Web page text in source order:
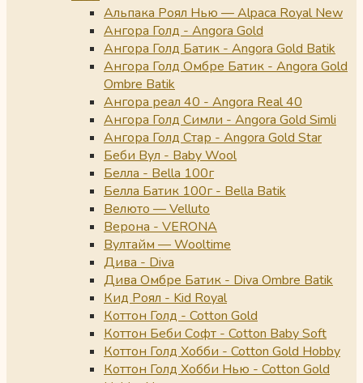
Альпака Роял Нью — Alpaca Royal New
Ангора Голд - Angora Gold
Ангора Голд Батик - Angora Gold Batik
Ангора Голд Омбре Батик - Angora Gold
Ombre Batik
Ангора реал 40 - Angora Real 40
Ангора Голд Симли - Angora Gold Simli
Ангора Голд Стар - Angora Gold Star
Беби Вул - Baby Wool
Белла - Bella 100г
Белла Батик 100г - Bella Batik
Велюто — Velluto
Верона - VERONA
Вултайм — Wooltime
Дива - Diva
Дива Омбре Батик - Diva Ombre Batik
Кид Роял - Kid Royal
Коттон Голд - Cotton Gold
Коттон Беби Софт - Cotton Baby Soft
Коттон Голд Хобби - Cotton Gold Hobby
Коттон Голд Хобби Нью - Cotton Gold